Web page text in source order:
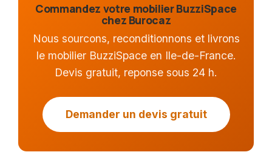
Commandez votre mobilier BuzziSpace
chez Burocaz
Nous sourcons, reconditionnons et livrons
le mobilier BuzziSpace en Ile-de-France.
Devis gratuit, reponse sous 24 h.
Demander un devis gratuit